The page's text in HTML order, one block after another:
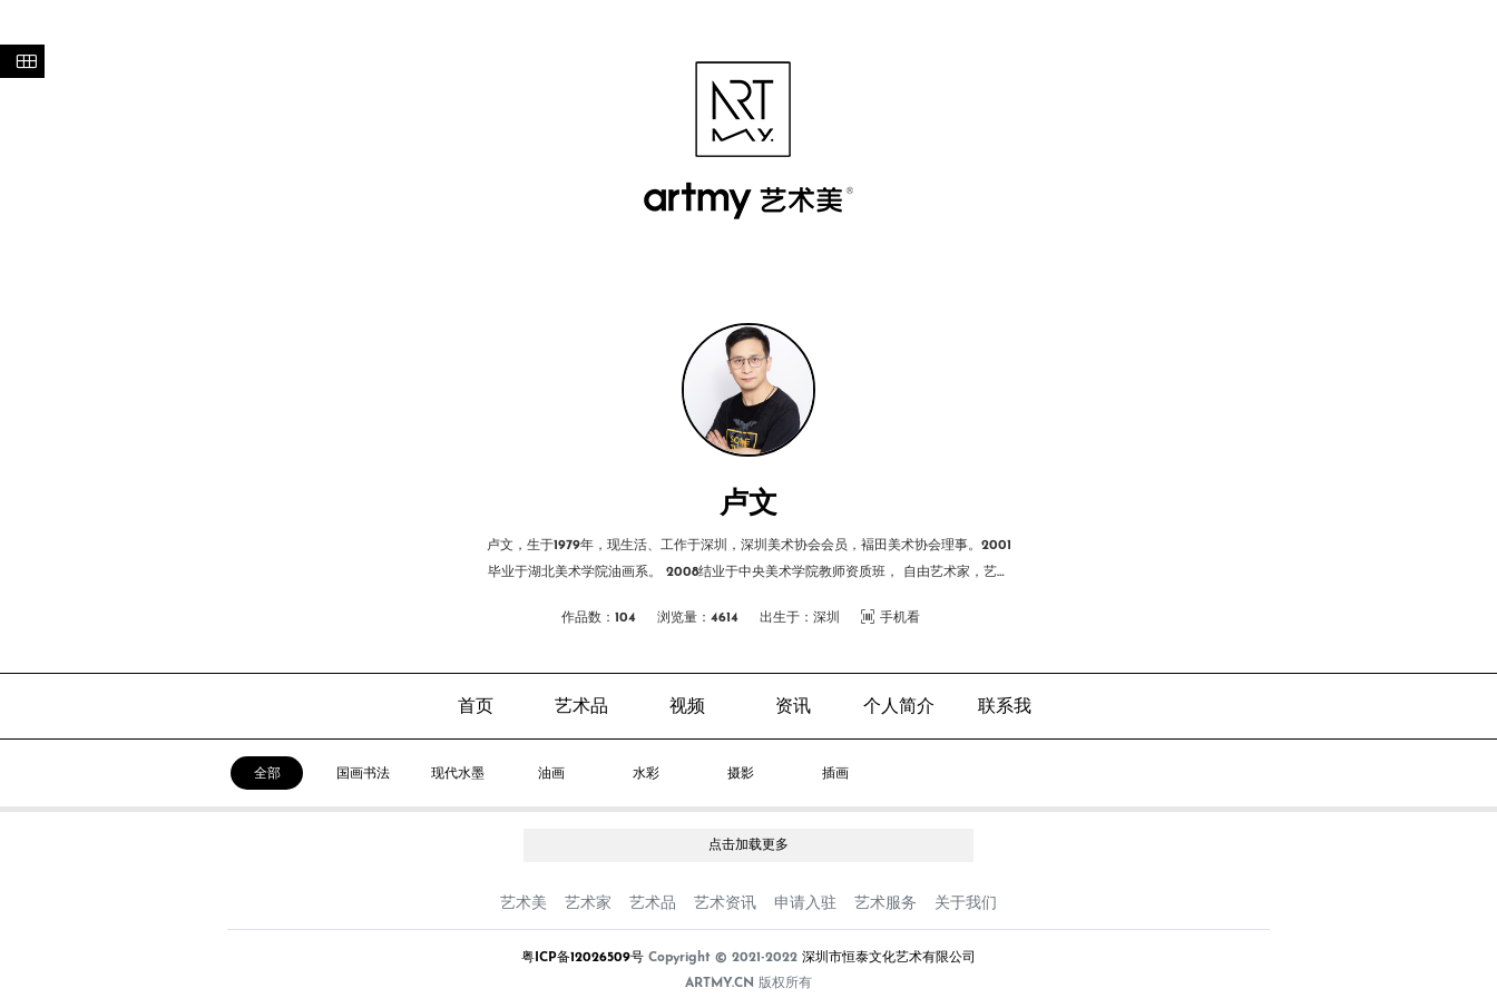
卢文
卢文，生于1979年，现生活、工作于深圳，深圳美术协会会员，褔田美术协会理事。2001
毕业于湖北美术学院油画系。 2008结业于中央美术学院教师资质班， 自由艺术家，艺术
作品数：104
浏览量：4614 出生于：深圳 手机看
首页 艺术品 视频 资讯 个人简介 联系我
全部 国画书法 现代水墨 油画 水彩 摄影 插画
点击加载更多
艺术美 艺术家 艺术品 艺术资讯 申请入驻 艺术服务 关于我们
粤ICP备12026509号 Copyright © 2021-2022 深圳市恒泰文化艺术有限公司
ARTMY.CN 版权所有